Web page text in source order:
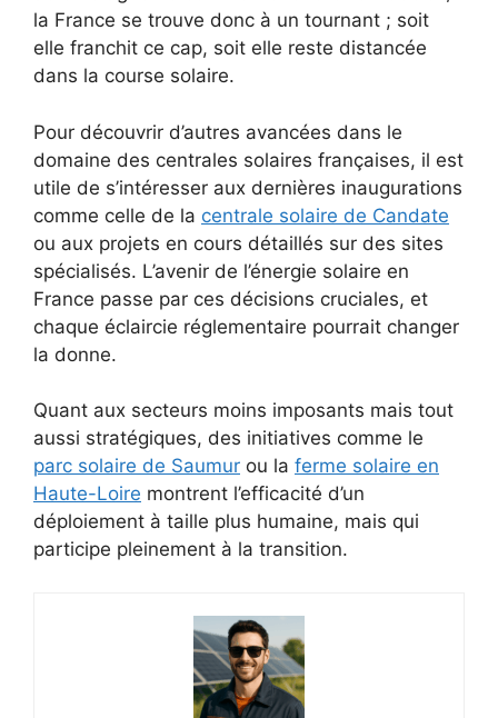
la France se trouve donc à un tournant ; soit
elle franchit ce cap, soit elle reste distancée
dans la course solaire.
Pour découvrir d’autres avancées dans le
domaine des centrales solaires françaises, il est
utile de s’intéresser aux dernières inaugurations
comme celle de la centrale solaire de Candate
ou aux projets en cours détaillés sur des sites
spécialisés. L’avenir de l’énergie solaire en
France passe par ces décisions cruciales, et
chaque éclaircie réglementaire pourrait changer
la donne.
Quant aux secteurs moins imposants mais tout
aussi stratégiques, des initiatives comme le
parc solaire de Saumur ou la ferme solaire en
Haute-Loire montrent l’efficacité d’un
déploiement à taille plus humaine, mais qui
participe pleinement à la transition.